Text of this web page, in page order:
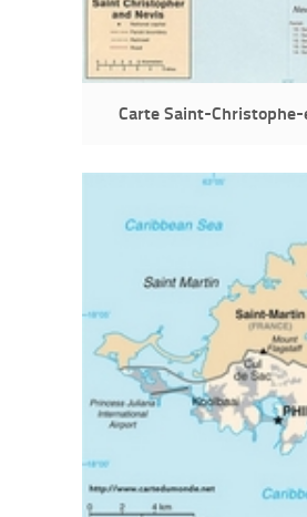
Carte Saint-